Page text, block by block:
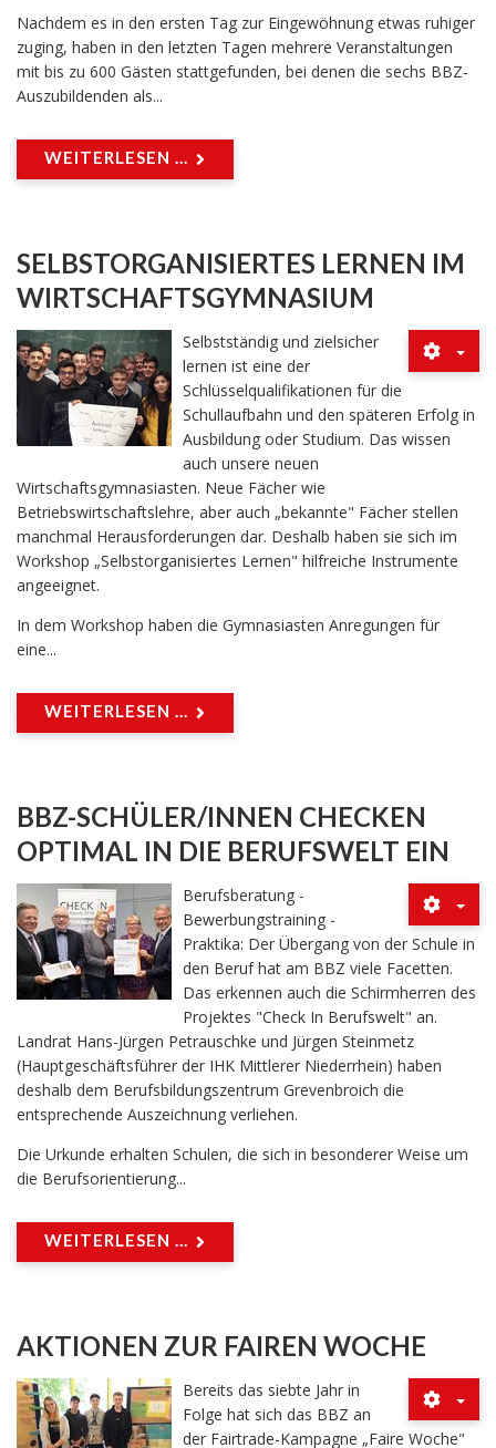
Nachdem es in den ersten Tag zur Eingewöhnung etwas ruhiger
zuging, haben in den letzten Tagen mehrere Veranstaltungen
mit bis zu 600 Gästen stattgefunden, bei denen die sechs BBZ-
Auszubildenden als...
WEITERLESEN ...
SELBSTORGANISIERTES LERNEN IM
WIRTSCHAFTSGYMNASIUM
Selbstständig und zielsicher
lernen ist eine der
Schlüsselqualifikationen für die
Schullaufbahn und den späteren Erfolg in
Ausbildung oder Studium. Das wissen
auch unsere neuen
Wirtschaftsgymnasiasten. Neue Fächer wie
Betriebswirtschaftslehre, aber auch „bekannte" Fächer stellen
manchmal Herausforderungen dar. Deshalb haben sie sich im
Workshop „Selbstorganisiertes Lernen" hilfreiche Instrumente
angeeignet.
In dem Workshop haben die Gymnasiasten Anregungen für
eine...
WEITERLESEN ...
BBZ-SCHÜLER/INNEN CHECKEN
OPTIMAL IN DIE BERUFSWELT EIN
Berufsberatung -
Bewerbungstraining -
Praktika: Der Übergang von der Schule in
den Beruf hat am BBZ viele Facetten.
Das erkennen auch die Schirmherren des
Projektes "Check In Berufswelt" an.
Landrat Hans-Jürgen Petrauschke und Jürgen Steinmetz
(Hauptgeschäftsführer der IHK Mittlerer Niederrhein) haben
deshalb dem Berufsbildungszentrum Grevenbroich die
entsprechende Auszeichnung verliehen.
Die Urkunde erhalten Schulen, die sich in besonderer Weise um
die Berufsorientierung...
WEITERLESEN ...
AKTIONEN ZUR FAIREN WOCHE
Bereits das siebte Jahr in
Folge hat sich das BBZ an
der Fairtrade-Kampagne „Faire Woche"